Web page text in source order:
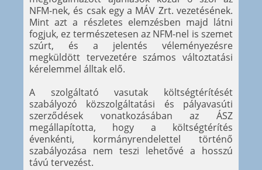
NFM-nek, és csak egy a MÁV Zrt. vezetésének.
Mint azt a részletes elemzésben majd látni
fogjuk, ez természetesen az NFM-nel is szemet
szúrt, és a jelentés véleményezésre
megküldött tervezetére számos változtatási
kérelemmel álltak elő.
A szolgáltató vasutak költségtérítését
szabályozó közszolgáltatási és pályavasúti
szerződések vonatkozásában az ÁSZ
megállapította, hogy a költségtérítés
évenkénti, kormányrendelettel történő
szabályozása nem teszi lehetővé a hosszú
távú tervezést.